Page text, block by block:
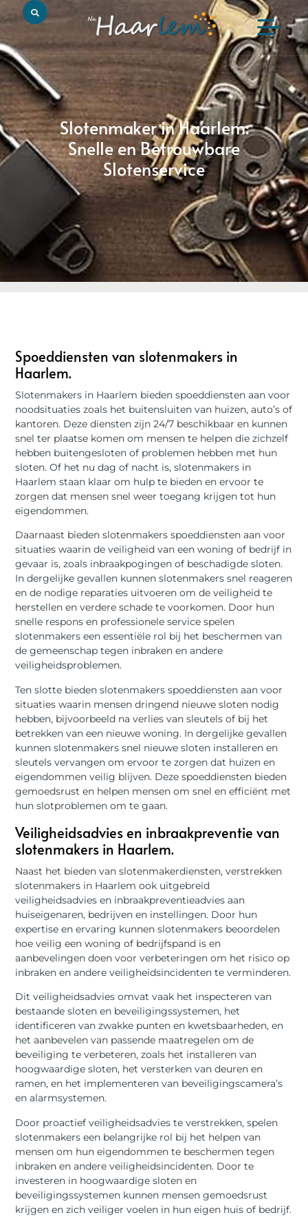
Slotenmaker in Haarlem:
Snelle en Betrouwbare
Slotenservice
Spoeddiensten van slotenmakers in
Haarlem.
Slotenmakers in Haarlem bieden spoeddiensten aan voor
noodsituaties zoals het buitensluiten van huizen, auto’s of
kantoren. Deze diensten zijn 24/7 beschikbaar en kunnen
snel ter plaatse komen om mensen te helpen die zichzelf
hebben buitengesloten of problemen hebben met hun
sloten. Of het nu dag of nacht is, slotenmakers in
Haarlem staan klaar om hulp te bieden en ervoor te
zorgen dat mensen snel weer toegang krijgen tot hun
eigendommen.
Daarnaast bieden slotenmakers spoeddiensten aan voor
situaties waarin de veiligheid van een woning of bedrijf in
gevaar is, zoals inbraakpogingen of beschadigde sloten.
In dergelijke gevallen kunnen slotenmakers snel reageren
en de nodige reparaties uitvoeren om de veiligheid te
herstellen en verdere schade te voorkomen. Door hun
snelle respons en professionele service spelen
slotenmakers een essentiële rol bij het beschermen van
de gemeenschap tegen inbraken en andere
veiligheidsproblemen.
Ten slotte bieden slotenmakers spoeddiensten aan voor
situaties waarin mensen dringend nieuwe sloten nodig
hebben, bijvoorbeeld na verlies van sleutels of bij het
betrekken van een nieuwe woning. In dergelijke gevallen
kunnen slotenmakers snel nieuwe sloten installeren en
sleutels vervangen om ervoor te zorgen dat huizen en
eigendommen veilig blijven. Deze spoeddiensten bieden
gemoedsrust en helpen mensen om snel en efficiënt met
hun slotproblemen om te gaan.
Veiligheidsadvies en inbraakpreventie van
slotenmakers in Haarlem.
Naast het bieden van slotenmakerdiensten, verstrekken
slotenmakers in Haarlem ook uitgebreid
veiligheidsadvies en inbraakpreventieadvies aan
huiseigenaren, bedrijven en instellingen. Door hun
expertise en ervaring kunnen slotenmakers beoordelen
hoe veilig een woning of bedrijfspand is en
aanbevelingen doen voor verbeteringen om het risico op
inbraken en andere veiligheidsincidenten te verminderen.
Dit veiligheidsadvies omvat vaak het inspecteren van
bestaande sloten en beveiligingssystemen, het
identificeren van zwakke punten en kwetsbaarheden, en
het aanbevelen van passende maatregelen om de
beveiliging te verbeteren, zoals het installeren van
hoogwaardige sloten, het versterken van deuren en
ramen, en het implementeren van beveiligingscamera’s
en alarmsystemen.
Door proactief veiligheidsadvies te verstrekken, spelen
slotenmakers een belangrijke rol bij het helpen van
mensen om hun eigendommen te beschermen tegen
inbraken en andere veiligheidsincidenten. Door te
investeren in hoogwaardige sloten en
beveiligingssystemen kunnen mensen gemoedsrust
krijgen en zich veiliger voelen in hun eigen huis of bedrijf.